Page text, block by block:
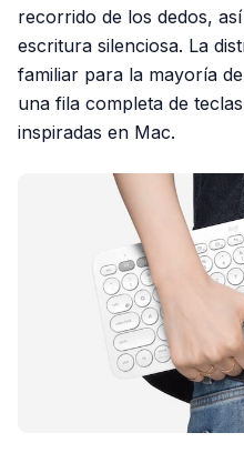
recorrido de los dedos,
escritura silenciosa. La
familiar para la mayoría
una fila completa de
inspiradas en Mac.